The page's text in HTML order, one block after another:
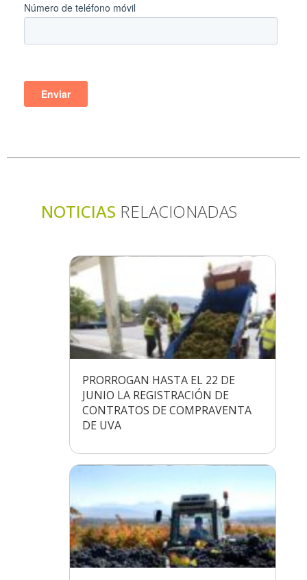
NOTICIAS RELACIONADAS
PRORROGAN HASTA EL 22 DE
JUNIO LA REGISTRACIÓN DE
CONTRATOS DE COMPRAVENTA
DE UVA